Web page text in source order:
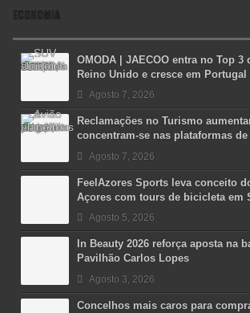
ECONOMIA
OMODA | JAECOO entra no Top 3
Reino Unido e cresce em Portugal
Agosto 7, 2026
Reclamações no Turismo
concentram-se nas plataformas de
Agosto 7, 2026
FeelAzores Sports leva conceito
Açores com tours de bicicleta em
Agosto 5, 2026
In Beauty 2026 reforça aposta na
Pavilhão Carlos Lopes
Agosto 3, 2026
Concelhos mais caros para